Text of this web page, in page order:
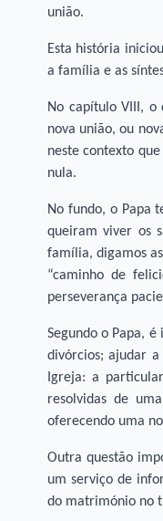
união.
Esta história
a família e as
No capítulo VIII, o
nova união, ou
neste contexto
nula.
No fundo, o Papa
queiram viver os
família, digamos
“caminho de
perseverança
Segundo o Papa,
divórcios; ajudar a
Igreja: a
resolvidas de
oferecendo uma
Outra questão
um serviço de
do matrimónio no